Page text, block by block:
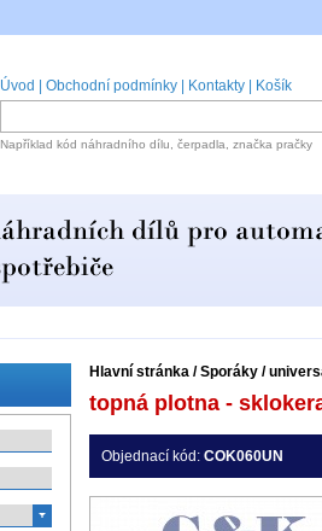
Úvod Obchodní podmínky Kontakty Košík
Například kód náhradního dílu, čerpadla, značka pračky
Hlavní stránka /Sporáky /
topná plotna -
Objednací kód: COK060UN